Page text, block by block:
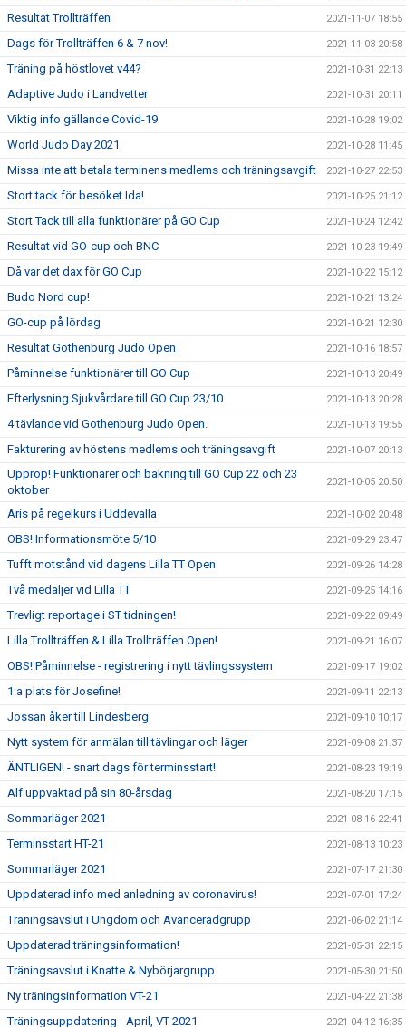
Resultat Trollträffen 2021-11-07 18:55
Dags för Trollträffen 6 & 7 nov! 2021-11-03 20:58
Träning på höstlovet v44? 2021-10-31 22:13
Adaptive Judo i Landvetter 2021-10-31 20:11
Viktig info gällande Covid-19 2021-10-28 19:02
World Judo Day 2021 2021-10-28 11:45
Missa inte att betala terminens medlems och träningsavgift 2021-10-27 22:53
Stort tack för besöket Ida! 2021-10-25 21:12
Stort Tack till alla funktionärer på GO Cup 2021-10-24 12:42
Resultat vid GO-cup och BNC 2021-10-23 19:49
Då var det dax för GO Cup 2021-10-22 15:12
Budo Nord cup! 2021-10-21 13:24
GO-cup på lördag 2021-10-21 12:30
Resultat Gothenburg Judo Open 2021-10-16 18:57
Påminnelse funktionärer till GO Cup 2021-10-13 20:49
Efterlysning Sjukvårdare till GO Cup 23/10 2021-10-13 20:28
4 tävlande vid Gothenburg Judo Open. 2021-10-13 19:55
Fakturering av höstens medlems och träningsavgift 2021-10-07 20:13
Upprop! Funktionärer och bakning till GO Cup 22 och 23
oktober
2021-10-05 20:50
Aris på regelkurs i Uddevalla 2021-10-02 20:48
OBS! Informationsmöte 5/10 2021-09-29 23:47
Tufft motstånd vid dagens Lilla TT Open 2021-09-26 14:28
Två medaljer vid Lilla TT 2021-09-25 14:16
Trevligt reportage i ST tidningen! 2021-09-22 09:49
Lilla Trollträffen & Lilla Trollträffen Open! 2021-09-21 16:07
OBS! Påminnelse - registrering i nytt tävlingssystem 2021-09-17 19:02
1:a plats för Josefine! 2021-09-11 22:13
Jossan åker till Lindesberg 2021-09-10 10:17
Nytt system för anmälan till tävlingar och läger 2021-09-08 21:37
ÄNTLIGEN! - snart dags för terminsstart! 2021-08-23 19:19
Alf uppvaktad på sin 80-årsdag 2021-08-20 17:15
Sommarläger 2021 2021-08-16 22:41
Terminsstart HT-21 2021-08-13 10:23
Sommarläger 2021 2021-07-17 21:30
Uppdaterad info med anledning av coronavirus! 2021-07-01 17:24
Träningsavslut i Ungdom och Avanceradgrupp 2021-06-02 21:14
Uppdaterad träningsinformation! 2021-05-31 22:15
Träningsavslut i Knatte & Nybörjargrupp. 2021-05-30 21:50
Ny träningsinformation VT-21 2021-04-22 21:38
Träningsuppdatering - April, VT-2021 2021-04-12 16:35